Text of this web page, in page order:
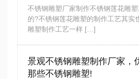
不锈钢雕塑厂家制作不锈钢莲花雕
的?不锈钢莲花雕塑的制作工艺其实
雕塑制作工艺一样 […]
景观不锈钢雕塑制作厂家，
那些不锈钢雕塑!